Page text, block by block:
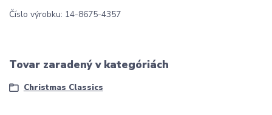
Číslo výrobku: 14-8675-4357
Tovar zaradený v kategóriách
Christmas Classics